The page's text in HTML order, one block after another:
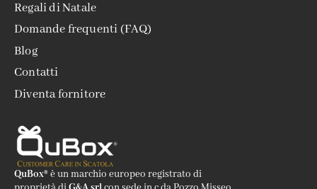
Regali di Natale
Domande frequenti (FAQ)
Blog
Contatti
Diventa fornitore
QuBox®è un marchio europeo registrato di